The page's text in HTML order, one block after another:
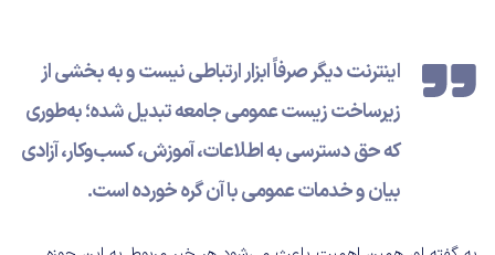
اینترنت دیگر صرفاً ابزار ارتباطی نیست و به بخشی از
زیرساخت زیست عمومی جامعه تبدیل شده؛ به‌طوری
که حق دسترسی به اطلاعات، آموزش، کسب‌وکار، آزادی
بیان و خدمات عمومی با آن گره خورده است.